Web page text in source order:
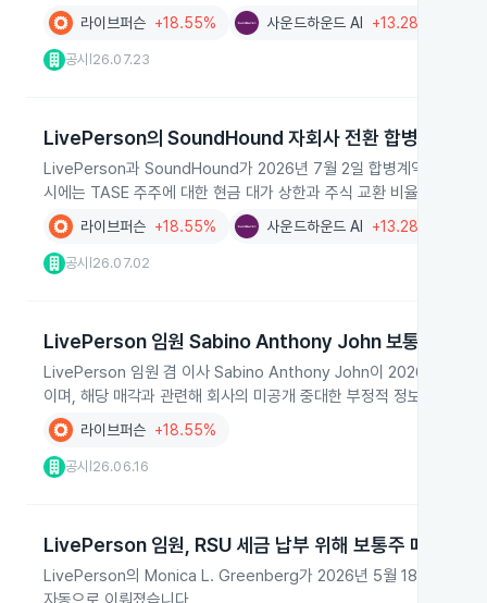
라이브퍼슨 +18.55% 사운드하운드 AI +13.28%
공시 26.07.23
LivePerson의 SoundHound 자회사 전환 합병계약 개
LivePerson과 SoundHound가 2026년 7월 2일 합병계약을 전면
시에는 TASE 주주에 대한 현금 대가 상한과 주식 교환 비율 범위, 상
라이브퍼슨 +18.55% 사운드하운드 AI +13.28%
공시 26.07.02
LivePerson 임원 Sabino Anthony John 보통주 매각
LivePerson 임원 겸 이사 Sabino Anthony John이 2026년 6월 16
이며, 해당 매각과 관련해 회사의 미공개 중대한 부정적 정보를 보유
라이브퍼슨 +18.55%
공시 26.06.16
LivePerson 임원, RSU 세금 납부 위해 보통주 매도
LivePerson의 Monica L. Greenberg가 2026년 5월 18일 보통주